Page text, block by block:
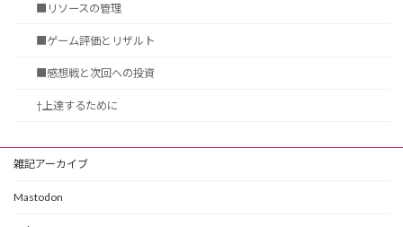
■リソースの管理
■ゲーム評価とリザルト
■感想戦と次回への投資
†上達するために
雑記アーカイブ
Mastodon